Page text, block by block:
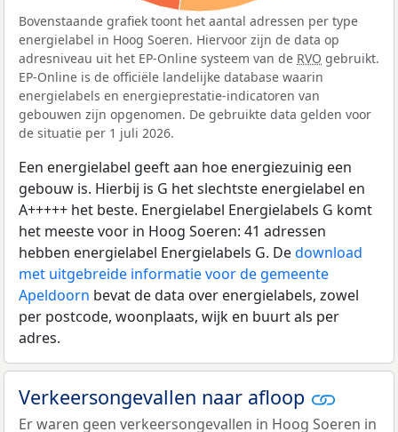
Bovenstaande grafiek toont het aantal adressen per type
energielabel in Hoog Soeren. Hiervoor zijn de data op
adresniveau uit het EP-Online systeem van de RVO gebruikt.
EP-Online is de officiële landelijke database waarin
energielabels en energieprestatie-indicatoren van
gebouwen zijn opgenomen. De gebruikte data gelden voor
de situatie per 1 juli 2026.
Een energielabel geeft aan hoe energiezuinig een
gebouw is. Hierbij is G het slechtste energielabel en
A+++++ het beste. Energielabel Energielabels G komt
het meeste voor in Hoog Soeren: 41 adressen
hebben energielabel Energielabels G. Dedownload
met uitgebreide informatie voor de gemeente
Apeldoorn bevat de data over energielabels, zowel
per postcode, woonplaats, wijk en buurt als per
adres.
Verkeersongevallen naar afloop
Er waren geen verkeersongevallen in Hoog Soeren in